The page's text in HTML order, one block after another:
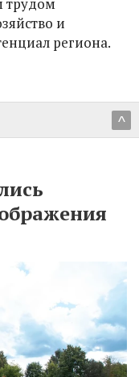
трудом
и
региона.
^